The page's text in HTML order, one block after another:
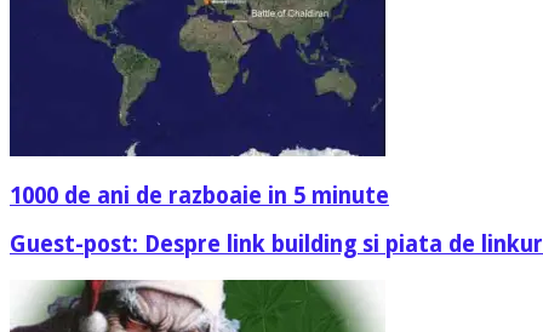
1000 de ani de razboaie in 5 minute
Guest-post: Despre link building si piata de